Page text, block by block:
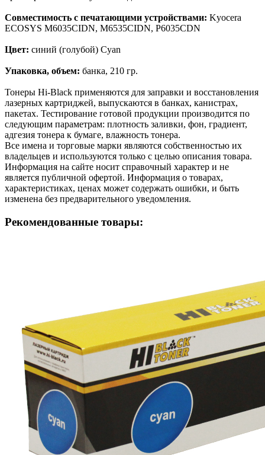
Совместимость с печатающими устройствами: Kyocera
ECOSYS M6035CIDN, M6535CIDN, P6035CDN
Цвет: синий (голубой) Cyan
Упаковка, объем: банка, 210 гр.
Тонеры Hi-Black применяются для заправки и восстановления
лазерных картриджей, выпускаются в банках, канистрах,
пакетах. Тестирование готовой продукции производится по
следующим параметрам: плотность заливки, фон, градиент,
адгезия тонера к бумаге, влажность тонера.
Все имена и торговые марки являются собственностью их
владельцев и используются только с целью описания товара.
Информация на сайте носит справочный характер и не
является публичной офертой. Информация о товарах,
характеристиках, ценах может содержать ошибки, и быть
изменена без предварительного уведомления.
Рекомендованные товары: